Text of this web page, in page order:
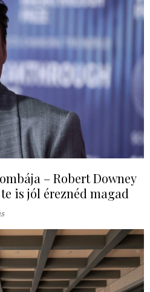
– Robert Downey
is jól éreznéd magad